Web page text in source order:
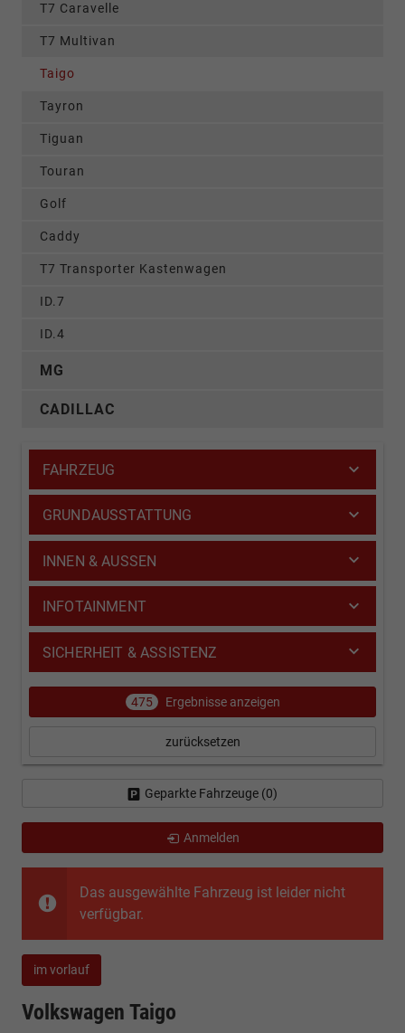
Das ausgewählte Fahrzeug ist leider nicht
verfügbar.
im vorlauf
Volkswagen Taigo
T7 Caravelle
T7 Multivan
Taigo
Tayron
Tiguan
Touran
Golf
Caddy
T7 Transporter Kastenwagen
ID.7
ID.4
MG
CADILLAC
FAHRZEUG
GRUNDAUSSTATTUNG
INNEN & AUSSEN
INFOTAINMENT
SICHERHEIT & ASSISTENZ
475 Ergebnisse anzeigen
zurücksetzen
Geparkte Fahrzeuge (0)
Anmelden